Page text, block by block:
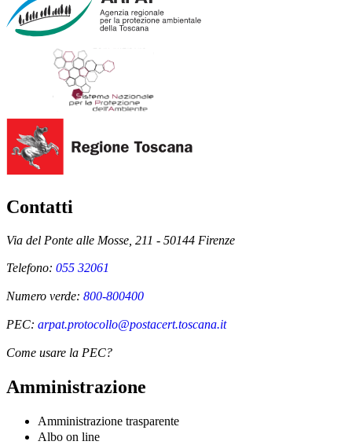
Contatti
Via del Ponte alle Mosse, 211 - 50144 Firenze
Telefono: 055 32061
Numero verde: 800-800400
PEC: arpat.protocollo@postacert.toscana.it
Come usare la PEC?
Amministrazione
Amministrazione trasparente
Albo on line